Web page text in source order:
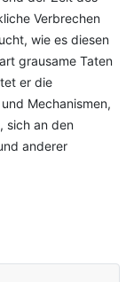
Verbrechen
wie es diesen
grausame Taten
er die
Mechanismen,
sich an den
anderer